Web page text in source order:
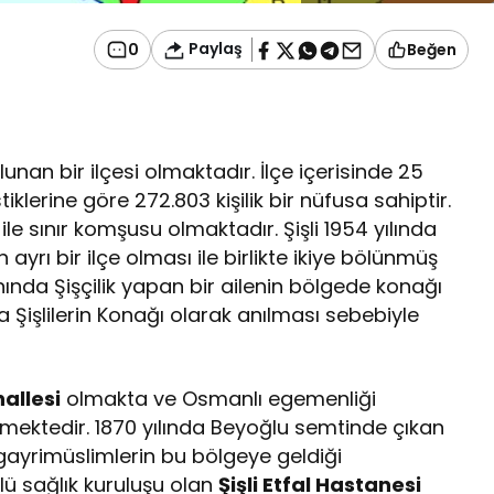
0 Paylaş Beğen
bir ilçesi olmaktadır. İlçe içerisinde 25
göre 272.803 kişilik bir nüfusa sahiptir.
sınır komşusu olmaktadır. Şişli 1954 yılında
ayrı bir ilçe olması ile birlikte ikiye bölünmüş
Şişçilik yapan bir ailenin bölgede konağı
Şişlilerin Konağı olarak anılması sebebiyle
olmakta ve Osmanlı egemenliği
1870 yılında Beyoğlu semtinde çıkan
bu bölgeye geldiği
sağlık kuruluşu olanŞişli Etfal Hastanesi